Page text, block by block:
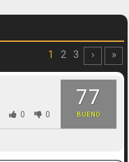
1 2 3 › »
77
BUENO
0 0